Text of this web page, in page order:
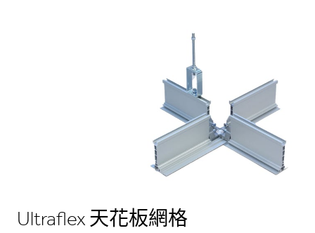
Ultraflex 天花板網格